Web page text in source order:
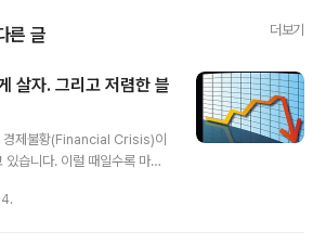
른 글 더보기
살자. 그리고 저렴한 블
경제불황(Financial Crisis)이
있습니다. 이럴 때일수록 마음
한 시기를 기대하며 허리띠